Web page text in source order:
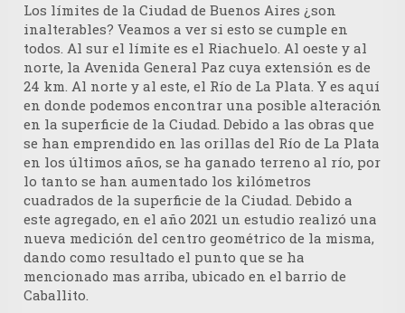
Los límites de la Ciudad de Buenos Aires ¿son
inalterables? Veamos a ver si esto se cumple en
todos. Al sur el límite es el Riachuelo. Al oeste y al
norte, la Avenida General Paz cuya extensión es de
24 km. Al norte y al este, el Río de La Plata. Y es aquí
en donde podemos encontrar una posible alteración
en la superficie de la Ciudad. Debido a las obras que
se han emprendido en las orillas del Río de La Plata
en los últimos años, se ha ganado terreno al río, por
lo tanto se han aumentado los kilómetros
cuadrados de la superficie de la Ciudad. Debido a
este agregado, en el año 2021 un estudio realizó una
nueva medición del centro geométrico de la misma,
dando como resultado el punto que se ha
mencionado mas arriba, ubicado en el barrio de
Caballito.